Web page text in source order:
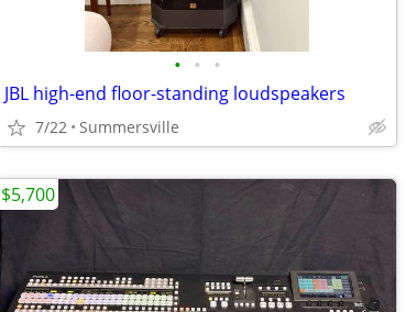
• • •
JBL high-end floor-standing loudspeakers
7/22 Summersville
$5,700